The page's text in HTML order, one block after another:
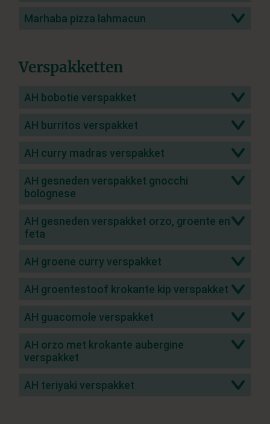
Marhaba pizza lahmacun
Verspakketten
AH bobotie verspakket
AH burritos verspakket
AH curry madras verspakket
AH gesneden verspakket gnocchi
bolognese
AH gesneden verspakket orzo, groente en
feta
AH groene curry verspakket
AH groentestoof krokante kip verspakket
AH guacomole verspakket
AH orzo met krokante aubergine
verspakket
AH teriyaki verspakket